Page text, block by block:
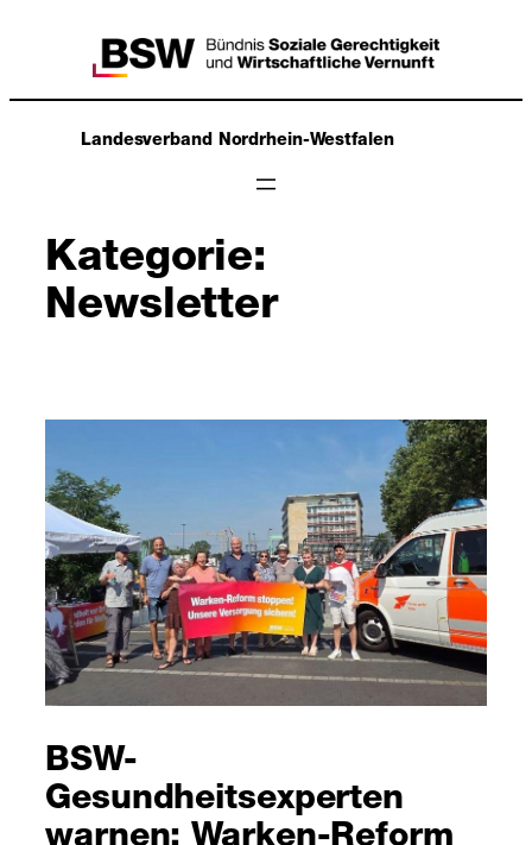
Landesverband Nordrhein-Westfalen
Kategorie:
Newsletter
BSW-
Gesundheitsexperten